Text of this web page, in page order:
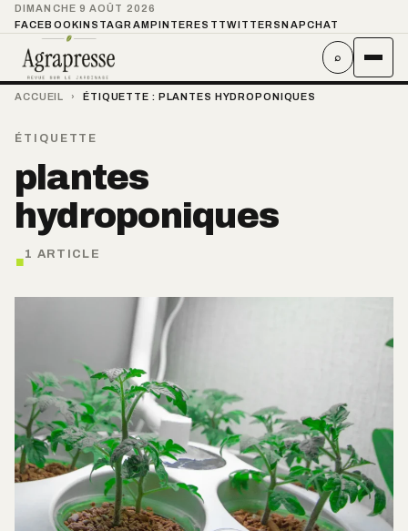
DIMANCHE 9 AOÛT 2026
FACEBOOKINSTAGRAMPINTEREST TWITTER SNAPCHAT
⌕
ACCUEIL › ÉTIQUETTE : PLANTES HYDROPONIQUES
ÉTIQUETTE
plantes
hydroponiques
.1 ARTICLE